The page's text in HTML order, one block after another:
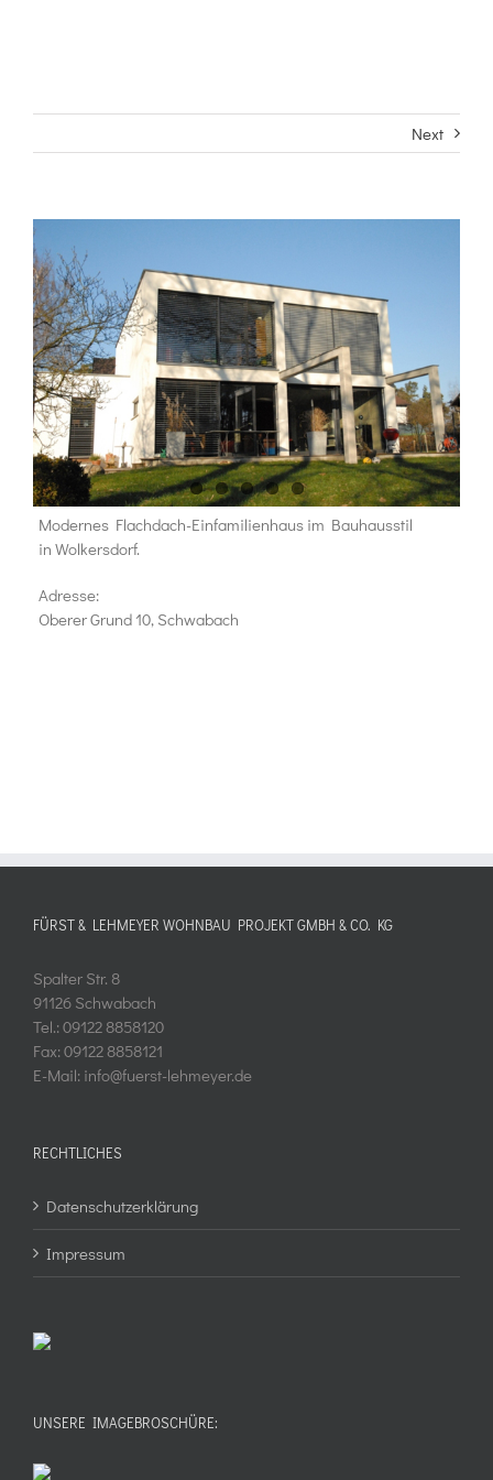
Next
View
Larger
Image
Modernes Flachdach-Einfamilienhaus im Bauhausstil
in Wolkersdorf.
Adresse:
Oberer Grund 10, Schwabach
FÜRST & LEHMEYER WOHNBAU PROJEKT GMBH & CO. KG
Spalter Str. 8
91126 Schwabach
Tel.: 09122 8858120
Fax: 09122 8858121
E-Mail: info@fuerst-lehmeyer.de
RECHTLICHES
Datenschutzerklärung
Impressum
UNSERE IMAGEBROSCHÜRE: